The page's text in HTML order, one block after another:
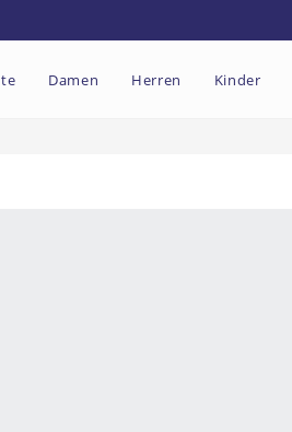
Damen Herren Kinder